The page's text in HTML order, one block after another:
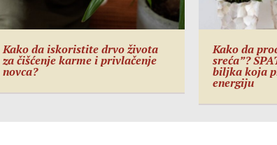
Kako da iskoristite drvo života
za čišćenje karme i privlačenje
novca?
Kako da
sreća”?
biljka koja
energiju